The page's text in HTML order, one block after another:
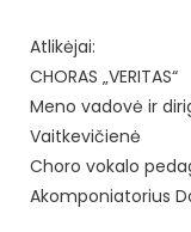
Atlikėjai:
CHORAS „VERITAS“
Meno vadovė ir
Vaitkevičienė
Choro vokalo
Akomponiatorius